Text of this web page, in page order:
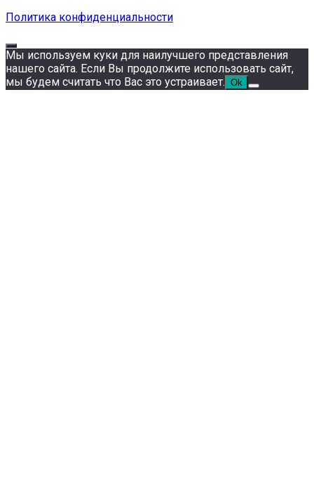
Политика конфиденциальности
Мы используем куки для наилучшего представления
нашего сайта. Если Вы продолжите использовать сайт,
мы будем считать что Вас это устраивает. Ok